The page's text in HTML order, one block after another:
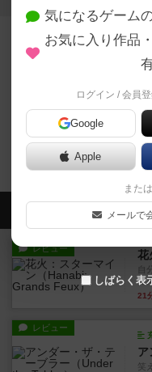
ログインするとメガネ女子コ
込みが出来るようになります
は判断し辛い曖昧な表記等に
ロ
メガネ
会
レビュー 花
自
見
21
レビュー
ア
笑
気になるゲーム
お気に入り作品
ログイン / 会員登
Google
Apple
または
メールで
しばらく表